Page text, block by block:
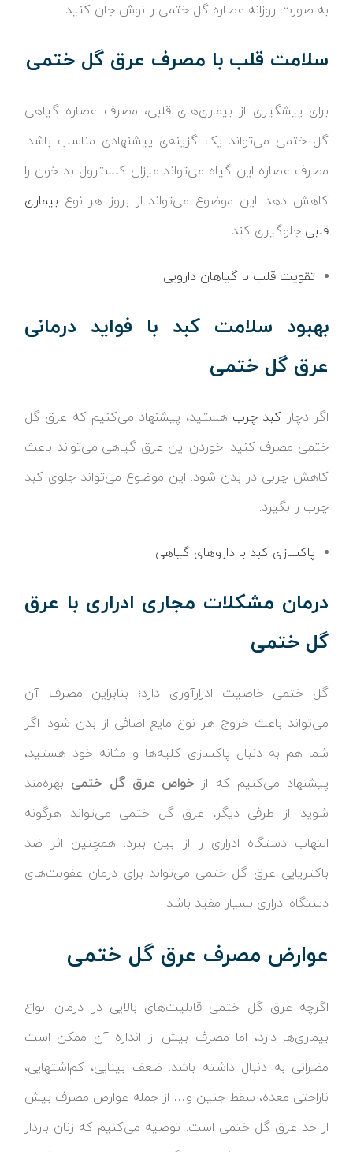
به صورت روزانه عصاره گل ختمی را نوش جان کنید.
سلامت قلب با مصرف عرق گل ختمی
برای پیشگیری از بیماری‌های قلبی، مصرف عصاره گیاهی
گل ختمی می‌تواند یک گزینه‌ی پیشنهادی مناسب باشد.
مصرف عصاره این گیاه می‌تواند میزان کلسترول بد خون را
کاهش دهد. این موضوع می‌تواند از بروز هر نوع بیماری
قلبی جلوگیری کند.
تقویت قلب با گیاهان دارویی
بهبود سلامت کبد با فواید درمانی
عرق گل ختمی
اگر دچار کبد چرب هستید، پیشنهاد می‌کنیم که عرق گل
ختمی مصرف کنید. خوردن این عرق گیاهی می‌تواند باعث
کاهش چربی در بدن شود. این موضوع می‌تواند جلوی کبد
چرب را بگیرد.
پاکسازی کبد با داروهای گیاهی
درمان مشکلات مجاری ادراری با عرق
گل ختمی
گل ختمی خاصیت ادرارآوری دارد؛ بنابراین مصرف آن
می‌تواند باعث خروج هر نوع مایع اضافی از بدن شود. اگر
شما هم به دنبال پاکسازی کلیه‌ها و مثانه خود هستید،
پیشنهاد می‌کنیم که ازخواص عرق گل ختمی بهره‌مند
شوید. از طرفی دیگر، عرق گل ختمی می‌تواند هرگونه
التهاب دستگاه ادراری را از بین ببرد. همچنین اثر ضد
باکتریایی عرق گل ختمی می‌تواند برای درمان عفونت‌های
دستگاه ادراری بسیار مفید باشد.
عوارض مصرف عرق گل ختمی
اگرچه عرق گل ختمی قابلیت‌های بالایی در درمان انواع
بیماری‌ها دارد، اما مصرف بیش از اندازه آن ممکن است
مضراتی به دنبال داشته باشد. ضعف بینایی، کم‌اشتهایی،
ناراحتی معده، سقط جنین و… از جمله عوارض مصرف بیش
از حد عرق گل ختمی است. توصیه می‌کنیم که زنان باردار